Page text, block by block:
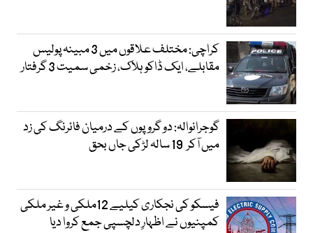
کراچی: مختلف علاقوں میں 3 مبینہ پولیس
مقابلے، ایک ڈاکو ہلاک، زخمی سمیت 3 گرفتار
گوجرانوالہ: دو گروپوں کے درمیان فائرنگ کی زد
میں آکر 19 سالہ لڑکی جاں بحق
فیسکو کی نجکاری کیلیے 12ملکی و غیر ملکی
کمپنیوں نے اظہارِ دلچسپی جمع کروا دیا